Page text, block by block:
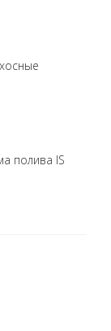
полива IS